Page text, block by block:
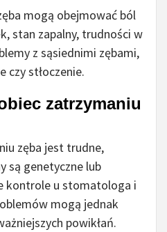
mogą obejmować ból
stan zapalny, trudności w
z sąsiednimi zębami,
czy stłoczenie.
zatrzymaniu
zęba jest trudne,
są genetyczne lub
kontrole u stomatologa i
mogą jednak
powikłań.